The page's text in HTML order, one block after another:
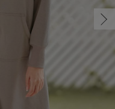
ベビー
あったかアイテム｜
女の子におススメの
もらって嬉しいギフト
裏起毛素材